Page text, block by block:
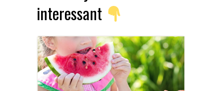
interessant